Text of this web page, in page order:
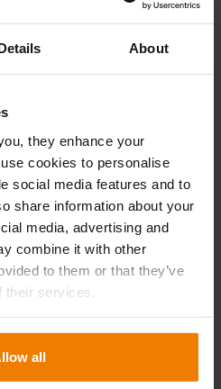
About
they enhance your
cookies to personalise
social media features and to
share information about your
media, advertising and
combine it with other
to them or that they’ve
services.
all
tjeneste